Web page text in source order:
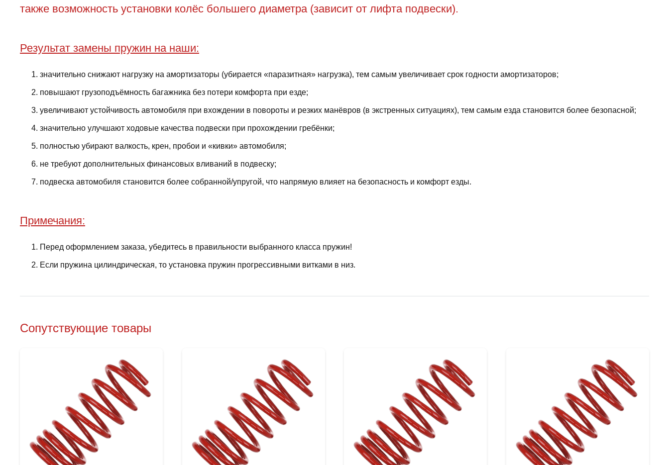
также возможность установки колёс большего диаметра (зависит от лифта подвески).
Результат замены пружин на наши:
значительно снижают нагрузку на амортизаторы (убирается «паразитная» нагрузка), тем самым увеличивает срок годности амортизаторов;
повышают грузоподъёмность багажника без потери комфорта при езде;
увеличивают устойчивость автомобиля при вхождении в повороты и резких манёвров (в экстренных ситуациях), тем самым езда становится более безопасной;
значительно улучшают ходовые качества подвески при прохождении гребёнки;
полностью убирают валкость, крен, пробои и «кивки» автомобиля;
не требуют дополнительных финансовых вливаний в подвеску;
подвеска автомобиля становится более собранной/упругой, что напрямую влияет на безопасность и комфорт езды.
Примечания:
Перед оформлением заказа, убедитесь в правильности выбранного класса пружин!
Если пружина цилиндрическая, то установка пружин прогрессивными витками в низ.
Сопутствующие товары